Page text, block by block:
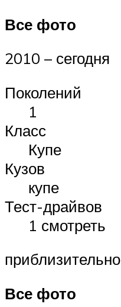
Все фото
2010 – сегодня
Поколений
1
Класс
Купе
Кузов
купе
Тест-драйвов
1 смотреть
приблизительно
Все фото